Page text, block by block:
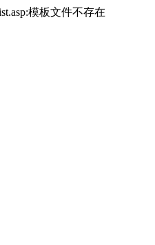
模板文件不存在